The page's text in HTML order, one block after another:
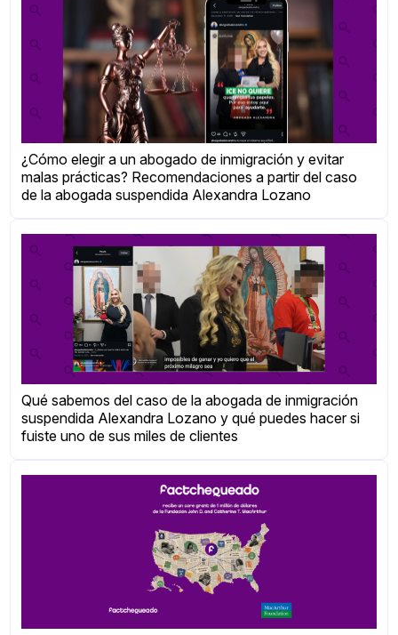
¿Cómo elegir a un abogado de inmigración y evitar
malas prácticas? Recomendaciones a partir del caso
de la abogada suspendida Alexandra Lozano
Qué sabemos del caso de la abogada de inmigración
suspendida Alexandra Lozano y qué puedes hacer si
fuiste uno de sus miles de clientes